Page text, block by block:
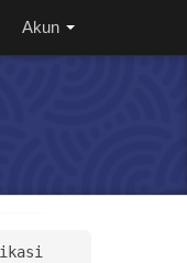
Akun